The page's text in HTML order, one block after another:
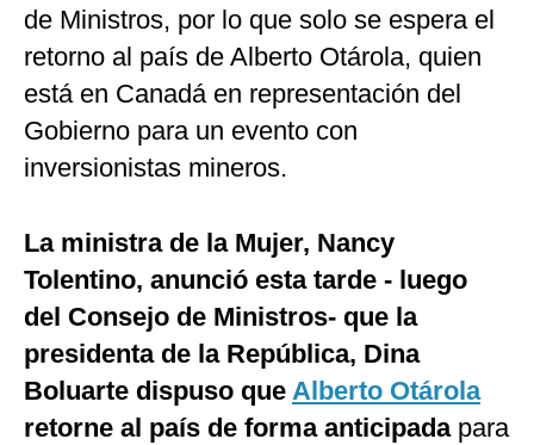
de Ministros, por lo que solo se espera el
retorno al país de Alberto Otárola, quien
está en Canadá en representación del
Gobierno para un evento con
inversionistas mineros.
La ministra de la Mujer, Nancy
Tolentino, anunció esta tarde - luego
del Consejo de Ministros- que la
presidenta de la República, Dina
Boluarte dispuso que Alberto Otárola
retorne al país de forma anticipadapara